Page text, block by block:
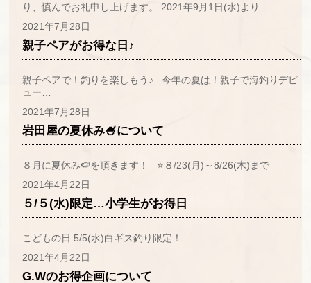
り、慎んでお礼申し上げます。 2021年9月1日(水)より …
2021年7月28日
親子ペアがお得な日♪
親子ペアで！釣りを楽しもう♪ 今年の夏は！親子で海釣りデビ
ュー…
2021年7月28日
岩田屋の夏休み🍧について
８月に夏休み🍉を頂きます！ ⭐８/23(月)～8/26(木)まで
2021年4月22日
５/５(水)限定…小学生がお得日
こどもの日 5/5(水)白ギス釣り限定！
2021年4月22日
G.Wのお得企画について